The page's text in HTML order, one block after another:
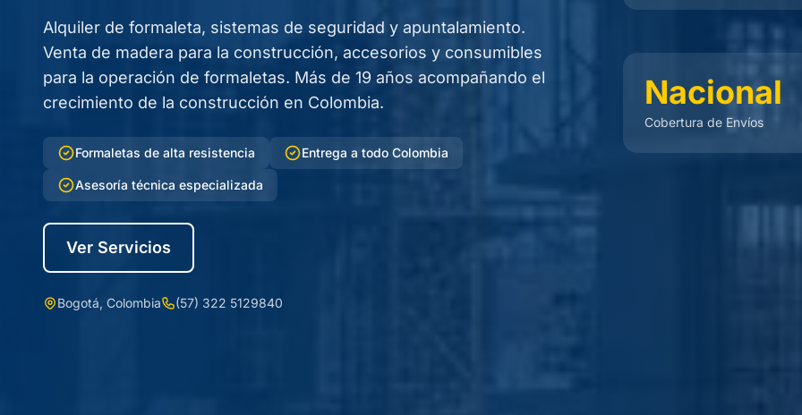
Alquiler de formaleta, sistemas de seguridad y apuntalamiento.
Venta de madera para la construcción, accesorios y consumibles
para la operación de formaletas. Más de 19 años acompañando el
crecimiento de la construcción en Colombia.
Formaletas de alta resistencia Entrega a todo Colombia
Asesoría técnica especializada
Ver Servicios
Bogotá, Colombia (57) 322 5129840
Nacional
Cobertura de Envíos